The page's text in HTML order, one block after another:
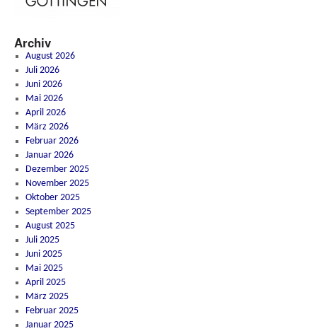
Archiv
August 2026
Juli 2026
Juni 2026
Mai 2026
April 2026
März 2026
Februar 2026
Januar 2026
Dezember 2025
November 2025
Oktober 2025
September 2025
August 2025
Juli 2025
Juni 2025
Mai 2025
April 2025
März 2025
Februar 2025
Januar 2025